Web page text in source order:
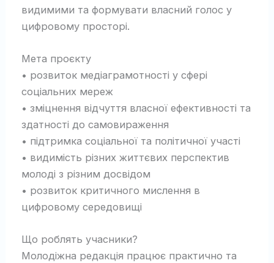
видимими та формувати власний голос у
цифровому просторі.
Мета проєкту
• розвиток медіаграмотності у сфері
соціальних мереж
• зміцнення відчуття власної ефективності та
здатності до самовираження
• підтримка соціальної та політичної участі
• видимість різних життєвих перспектив
молоді з різним досвідом
• розвиток критичного мислення в
цифровому середовищі
Що роблять учасники?
Молодіжна редакція працює практично та